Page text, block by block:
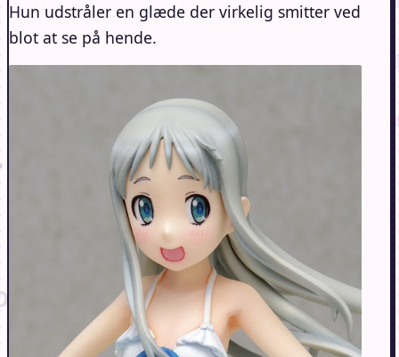
Hun udstråler en glæde der virkelig smitter ved
blot at se på hende.